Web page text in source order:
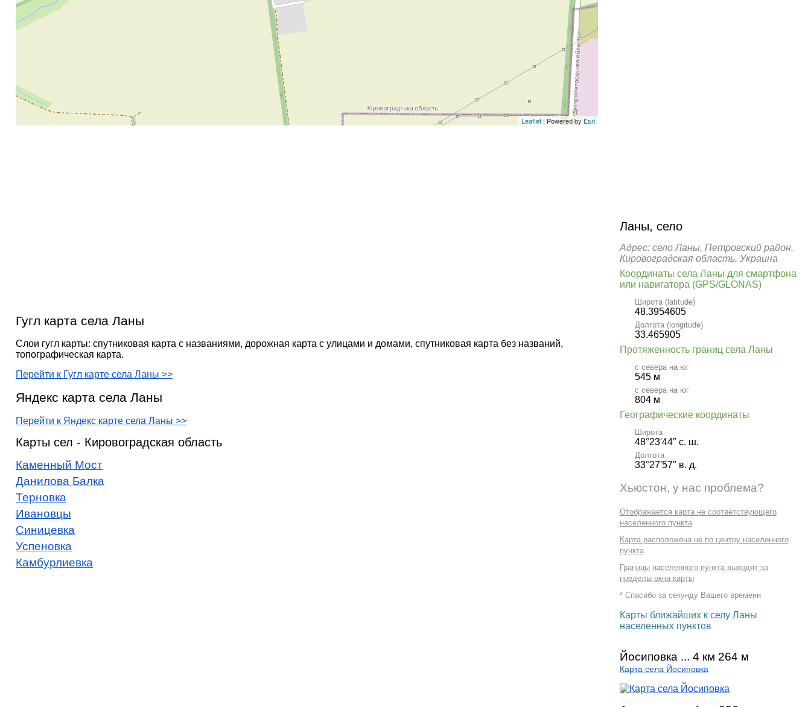
Leaflet| Powered by Esri
Гугл карта села Ланы
Слои гугл карты: спутниковая карта с названиями, дорожная карта с улицами и домами, спутниковая карта без названий,
топографическая карта.
Перейти к Гугл карте села Ланы >>
Яндекс карта села Ланы
Перейти к Яндекс карте села Ланы >>
Карты сел - Кировоградская область
Каменный Мост
Данилова Балка
Терновка
Ивановцы
Синицевка
Успеновка
Камбурлиевка
Ланы, село
Адрес: село Ланы, Петровский район,
Кировоградская область, Украина
Координаты села Ланы для смартфона
или навигатора (GPS/GLONAS)
Широта (latitude)
48.3954605
Долгота (longitude)
33.465905
Протяженность границ села Ланы
с севера на юг
545 м
с севера на юг
804 м
Географические координаты
Широта
48°23′44″ с. ш.
Долгота
33°27′57″ в. д.
Хьюстон, у нас проблема?
Отображается карта не соответствующего
населенного пункта
Карта расположена не по центру населенного
пункта
Границы населенного пункта выходят за
пределы окна карты
* Спасибо за секунду Вашего времени
Карты ближайших к селу Ланы
населенных пунктов
Йосиповка ... 4 км 264 м
Карта села Йосиповка